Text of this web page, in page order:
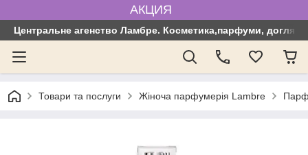
АКЦИЯ
Центральне агенство Ламбре. Косметика,парфуми, догляд
Товари та послуги Жіноча парфумерія Lambre